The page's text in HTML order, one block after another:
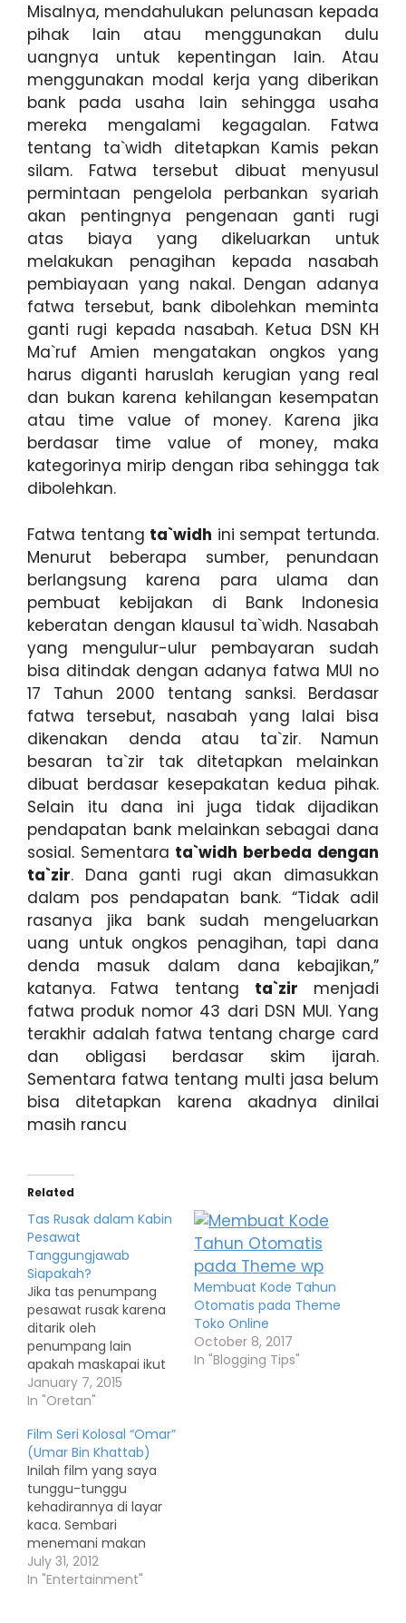
Misalnya, mendahulukan pelunasan kepada
pihak lain atau menggunakan dulu
uangnya untuk kepentingan lain. Atau
menggunakan modal kerja yang diberikan
bank pada usaha lain sehingga usaha
mereka mengalami kegagalan. Fatwa
tentang ta`widh ditetapkan Kamis pekan
silam. Fatwa tersebut dibuat menyusul
permintaan pengelola perbankan syariah
akan pentingnya pengenaan ganti rugi
atas biaya yang dikeluarkan untuk
melakukan penagihan kepada nasabah
pembiayaan yang nakal. Dengan adanya
fatwa tersebut, bank dibolehkan meminta
ganti rugi kepada nasabah. Ketua DSN KH
Ma`ruf Amien mengatakan ongkos yang
harus diganti haruslah kerugian yang real
dan bukan karena kehilangan kesempatan
atau time value of money. Karena jika
berdasar time value of money, maka
kategorinya mirip dengan riba sehingga tak
dibolehkan.
Fatwa tentang ta`widh ini sempat tertunda.
Menurut beberapa sumber, penundaan
berlangsung karena para ulama dan
pembuat kebijakan di Bank Indonesia
keberatan dengan klausul ta`widh. Nasabah
yang mengulur-ulur pembayaran sudah
bisa ditindak dengan adanya fatwa MUI no
17 Tahun 2000 tentang sanksi. Berdasar
fatwa tersebut, nasabah yang lalai bisa
dikenakan denda atau ta`zir. Namun
besaran ta`zir tak ditetapkan melainkan
dibuat berdasar kesepakatan kedua pihak.
Selain itu dana ini juga tidak dijadikan
pendapatan bank melainkan sebagai dana
sosial. Sementara ta`widh berbeda dengan
ta`zir. Dana ganti rugi akan dimasukkan
dalam pos pendapatan bank. “Tidak adil
rasanya jika bank sudah mengeluarkan
uang untuk ongkos penagihan, tapi dana
denda masuk dalam dana kebajikan,”
katanya. Fatwa tentang ta`zir menjadi
fatwa produk nomor 43 dari DSN MUI. Yang
terakhir adalah fatwa tentang charge card
dan obligasi berdasar skim ijarah.
Sementara fatwa tentang multi jasa belum
bisa ditetapkan karena akadnya dinilai
masih rancu
Related
Tas Rusak dalam Kabin
Pesawat
Tanggungjawab
Siapakah?
Jika tas penumpang
pesawat rusak karena
ditarik oleh
penumpang lain
apakah maskapai ikut
bertanggungjawab
atas kerusakan ini?
pengangkutan
pesawat udara dibagi
dalam 2 jenis yaitu: 1).
bagasi tercatat 2).
bagasi kabin.
Ketentuan pasal 1 ayat
24 dan 25 UU Nomor 1
Tahun 2009 tentang
penerbangan, bagasi
January 7, 2015
In "Oretan"
Membuat Kode Tahun
Otomatis pada Theme
Toko Online
October 8, 2017
In "Blogging Tips"
Film Seri Kolosal “Omar”
(Umar Bin Khattab)
Inilah film yang saya
tunggu-tunggu
kehadirannya di layar
kaca. Sembari
menemani makan
sahur, MNCTV (dulu
TPI) menghadirkan film
July 31, 2012
In "Entertainment"